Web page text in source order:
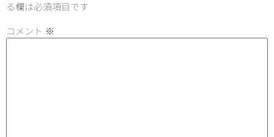
る欄は必須項目です
コメント ※